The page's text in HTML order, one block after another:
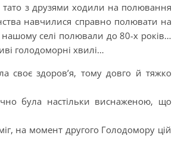
з друзями ходили на полювання
навчилися справно полювати на
селі полювали до 80-х років…
голодоморні хвилі…
своє здоров’я, тому довго й тяжко
була настільки виснаженою, що
на момент другого Голодомору цій